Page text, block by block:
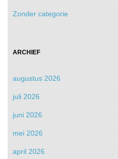
Zonder categorie
ARCHIEF
augustus 2026
juli 2026
juni 2026
mei 2026
april 2026